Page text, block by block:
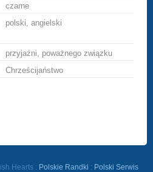
czarne
polski, angielski
przyjaźni, poważnego związku
Chrześcijaństwo
Hearts : Polskie Randki : Polski Serwis